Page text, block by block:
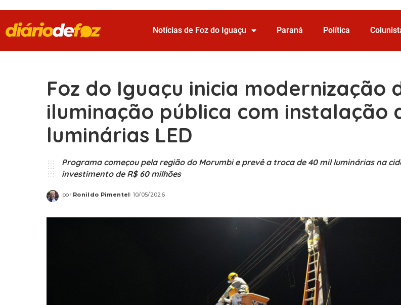
Notícias de Foz do Iguaçu Paraná Política
Foz do Iguaçu inicia modernização
iluminação pública com instalação
luminárias LED
Programa começou pela região do Morumbi e prevê a troca de 40 mil luminárias na
investimento de R$ 60 milhões
por Ronildo Pimentel 10/05/2026